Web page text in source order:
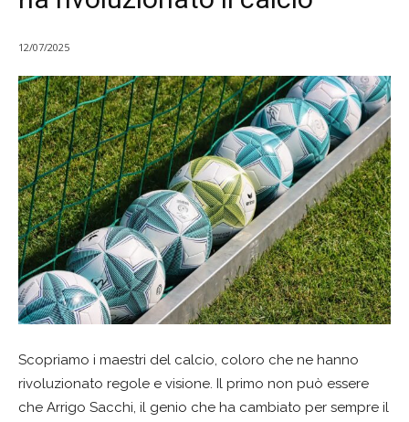
12/07/2025
Scopriamo i maestri del calcio, coloro che ne hanno
rivoluzionato regole e visione. Il primo non può essere
che Arrigo Sacchi, il genio che ha cambiato per sempre il